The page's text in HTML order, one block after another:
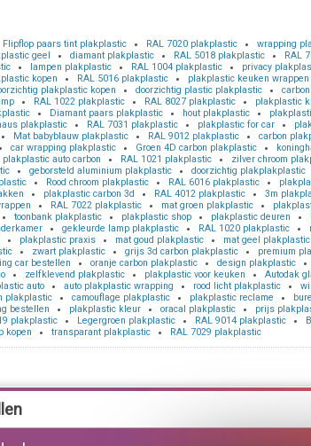
Flipflop paars tint plakplastic RAL 7020 plakplastic wrapping
geel diamant plakplastic RAL 5018 plakplastic RAL
lampen plakplastic RAL 1004 plakplastic privacy
kopen RAL 5016 plakplastic plakplastic keuken wrappen
plakplastic kopen doorzichtig plastic plakplastic
RAL 1022 plakplastic RAL 8027 plakplastic plakplastic
Diamant paars plakplastic hout plakplastic
plakplastic RAL 7031 plakplastic plakplastic for car
Mat babyblauw plakplastic RAL 9012 plakplastic carbon
car wrapping plakplastic Groen 4D carbon plakplastic
plakplastic auto carbon RAL 1021 plakplastic zilver chroom
geborsteld aluminium plakplastic doorzichtig plakplakplastic
Rood chroom plakplastic RAL 6016 plakplastic
plakplastic carbon 3d RAL 4012 plakplastic 3m
RAL 7022 plakplastic mat groen plakplastic
toonbank plakplastic plakplastic shop plakplastic deuren
gekleurde lamp plakplastic RAL 1020 plakplastic
plakplastic praxis mat goud plakplastic mat geel plakplastic
zwart plakplastic grijs 3d carbon plakplastic premium
car bestellen oranje carbon plakplastic design plakplastic
zelfklevend plakplastic plakplastic voor keuken Autodak
auto auto plakplastic wrapping rood licht plakplastic
plakplastic camouflage plakplastic plakplastic reclame
bestellen plakplastic kleur oracal plakplastic prijs
plakplastic Legergroen plakplastic RAL 9014 plakplastic
kopen transparant plakplastic RAL 7029 plakplastic